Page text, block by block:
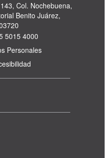
Col. Nochebuena,
Benito Juárez,
5015 4000
Personales